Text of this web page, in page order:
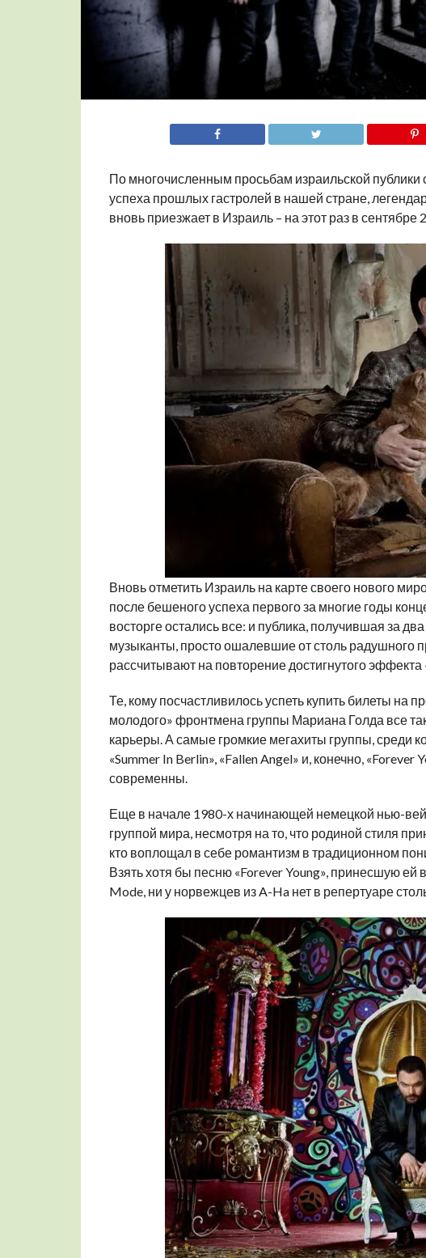
По многочисленным просьбам израильской публики
успеха прошлых гастролей в нашей стране,
вновь приезжает в Израиль – на этот раз в сентябре
Вновь отметить Израиль на карте своего нового
после бешеного успеха первого за многие годы
восторге остались все: и публика, получившая за
музыканты, просто ошалевшие от столь радушного
рассчитывают на повторение достигнутого эффекта
Те, кому посчастливилось успеть купить билеты на
молодого» фронтмена группы Мариана Голда все
карьеры. А самые громкие мегахиты группы, среди
«Summer In Berlin», «Fallen Angel» и, конечно, «Forever
современны.
Еще в начале 1980-х начинающей немецкой нью-
группой мира, несмотря на то, что родиной стиля
кто воплощал в себе романтизм в традиционном
Взять хотя бы песню «Forever Young», принесшую ей
Mode, ни у норвежцев из A-Ha нет в репертуаре